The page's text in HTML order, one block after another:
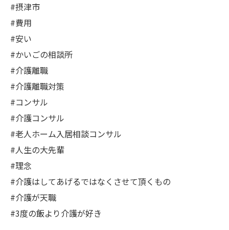
#摂津市
#費用
#安い
#かいごの相談所
#介護離職
#介護離職対策
#コンサル
#介護コンサル
#老人ホーム入居相談コンサル
#人生の大先輩
#理念
#介護はしてあげるではなくさせて頂くもの
#介護が天職
#3度の飯より介護が好き